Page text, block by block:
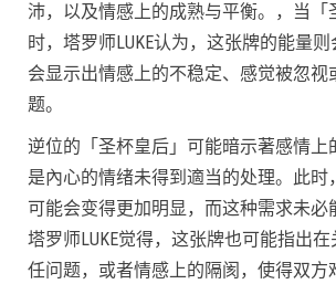
沛，以及情感上的成熟与平衡。，当「
时，塔罗师LUKE认为，这张牌的能量
会显示出情感上的不稳定、感觉被忽视
题。
逆位的「圣杯皇后」可能暗示著感情上
是內心的情绪未得到適当的处理。此时
可能会变得更加明显，而这种需求未必
塔罗师LUKE觉得，这张牌也可能指出
任问题，或者情感上的隔阂，使得双方